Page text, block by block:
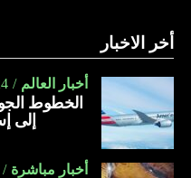
أخر الاخبار
أخبار العالم
الخطوط
إلى
أخبار مباشرة